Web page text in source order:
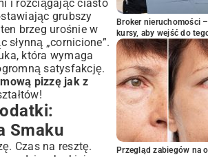
i rozciągając ciasto
grubszy
brzeg urośnie w
słynną „cornicione”.
która wymaga
satysfakcję.
pizzę jak z
Smaku
Czas na resztę.
Broker nieruchomości
kursy, aby wejść do
Przegląd zabiegów na